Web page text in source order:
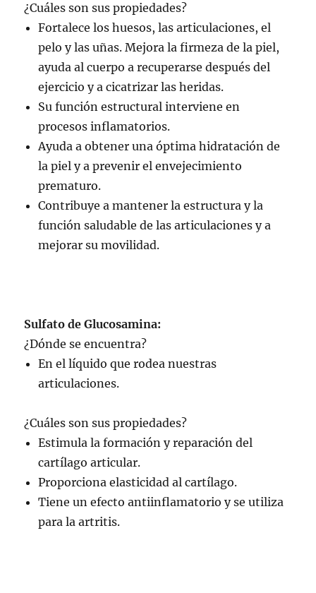
¿Cuáles son sus propiedades?
Fortalece los huesos, las articulaciones, el
pelo y las uñas. Mejora la firmeza de la piel,
ayuda al cuerpo a recuperarse después del
ejercicio y a cicatrizar las heridas.
Su función estructural interviene en
procesos inflamatorios.
Ayuda a obtener una óptima hidratación de
la piel y a prevenir el envejecimiento
prematuro.
Contribuye a mantener la estructura y la
función saludable de las articulaciones y a
mejorar su movilidad.
Sulfato de Glucosamina:
¿Dónde se encuentra?
En el líquido que rodea nuestras
articulaciones.
¿Cuáles son sus propiedades?
Estimula la formación y reparación del
cartílago articular.
Proporciona elasticidad al cartílago.
Tiene un efecto antiinflamatorio y se utiliza
para la artritis.